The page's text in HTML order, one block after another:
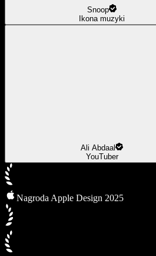
Snoop
Ikona muzyki
Ali Abdaal
YouTuber
Nagroda Apple Design 2025